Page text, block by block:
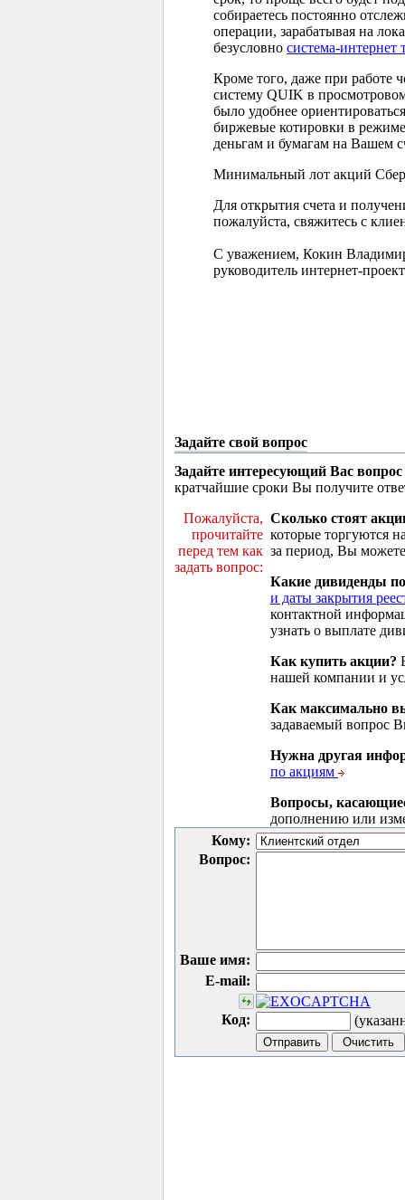
собираетесь постоянно
операции, зарабатывая на
безусловно система-
Кроме того, даже при работе
систему QUIK в
было удобнее
биржевые котировки в
деньгам и бумагам на Вашем
Минимальный лот акций
Для открытия счета и
пожалуйста, свяжитесь с
С уважением, Кокин
руководитель интернет-
Задайте свой вопрос
Задайте интересующий Вас вопрос
кратчайшие сроки Вы получите
Пожалуйста,
прочитайте
перед тем как
задать вопрос:
Сколько стоят
которые торгуются
за период, Вы
Какие дивиденды
и даты закрытия
контактной
узнать о выплате
Как купить акции?
нашей компании и
Как максимально
задаваемый вопрос
Нужна другая
по акциям
Вопросы,
дополнению или
Кому:
Вопрос:
Ваше имя:
E-mail:
Код: